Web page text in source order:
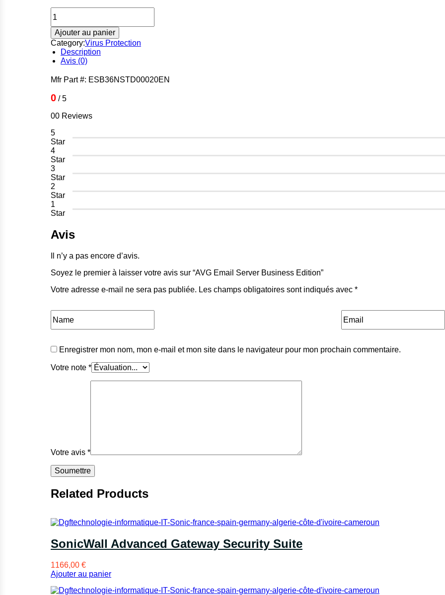
de
AVG
Email
Server
Business
Edition
Ajouter au panier
Category:Virus Protection
Description
Avis (0)
Mfr Part #: ESB36NSTD00020EN
0 / 5
00 Reviews
5
Star
4
Star
3
Star
2
Star
1
Star
Avis
Il n’y a pas encore d’avis.
Soyez le premier à laisser votre avis sur “AVG Email Server Business Edition”
Votre adresse e-mail ne sera pas publiée. Les champs obligatoires sont indiqués avec *
Enregistrer mon nom, mon e-mail et mon site dans le navigateur pour mon prochain commentaire.
Votre note *
Votre avis *
Related Products
SonicWall Advanced Gateway Security Suite
1166,00 €
Ajouter au panier